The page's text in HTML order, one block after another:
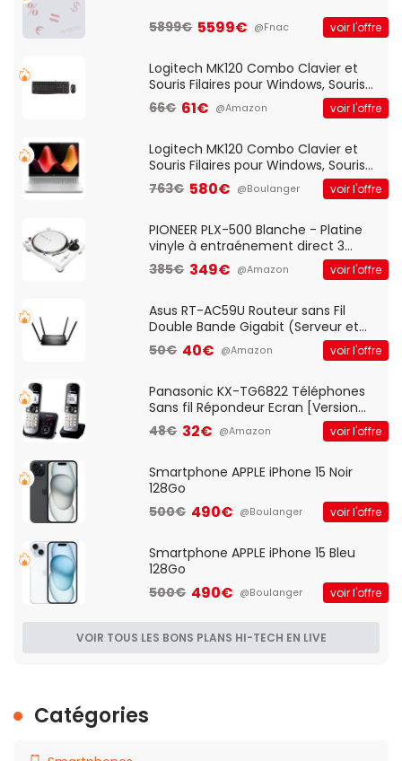
5899€ 5599€ @Fnac voir l'offre
Logitech MK120 Combo Clavier et
Souris Filaires pour Windows, Souris
Optique Filaire, Connexion USB Plug
And Play, Confortable, Taille
QWERTY UK - Noir
66€ 61€ @Amazon voir l'offre
Logitech MK120 Combo Clavier et
Souris Filaires pour Windows, Souris
Optique Filaire, Connexion USB Plug
And Play, Confortable, Taille
QWERTY UK - Noir
763€ 580€ @Boulanger voir l'offre
PIONEER PLX-500 Blanche - Platine
vinyle à entraénement direct 3
vitesses (33-45-78 trs/min) avec
pre-ampli intégré et port USB
385€ 349€ @Amazon voir l'offre
Asus RT-AC59U Routeur sans Fil
Double Bande Gigabit (Serveur et
Client VPN, Triple Vlan, Mode Point
d'accès et Bridge, contrôle Parental,
50€ 40€ @Amazon voir l'offre
Panasonic KX-TG6822 Téléphones
Sans fil Répondeur Ecran [Version
Française]
48€ 32€ @Amazon voir l'offre
Smartphone APPLE iPhone 15 Noir
128Go
500€ 490€ @Boulanger voir l'offre
Smartphone APPLE iPhone 15 Bleu
128Go
500€ 490€ @Boulanger voir l'offre
VOIR TOUS LES BONS PLANS HI-TECH EN LIVE
Catégories